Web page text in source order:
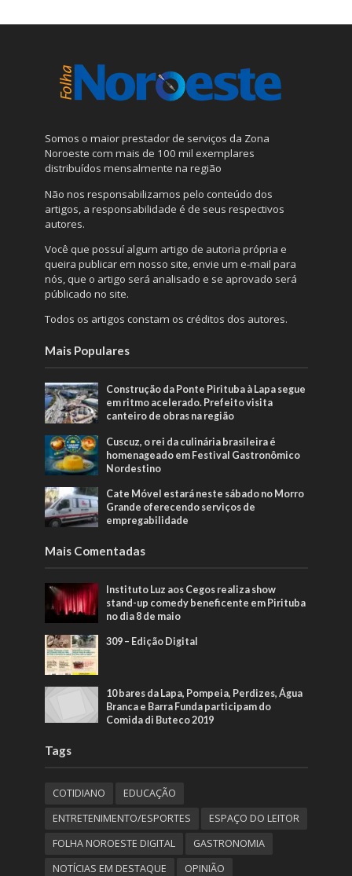
Somos o maior prestador de serviços da Zona
Noroeste com mais de 100 mil exemplares
distribuídos mensalmente na região
Não nos responsabilizamos pelo conteúdo dos
artigos, a responsabilidade é de seus respectivos
autores.
Você que possuí algum artigo de autoria própria e
queira publicar em nosso site, envie um e-mail para
nós, que o artigo será analisado e se aprovado será
públicado no site.
Todos os artigos constam os créditos dos autores.
Mais Populares
Construção da Ponte Pirituba à Lapa segue
em ritmo acelerado. Prefeito visita
canteiro de obras na região
Cuscuz, o rei da culinária brasileira é
homenageado em Festival Gastronômico
Nordestino
Cate Móvel estará neste sábado no Morro
Grande oferecendo serviços de
empregabilidade
Mais Comentadas
Instituto Luz aos Cegos realiza show
stand-up comedy beneficente em Pirituba
no dia 8 de maio
309 – Edição Digital
10 bares da Lapa, Pompeia, Perdizes, Água
Branca e Barra Funda participam do
Comida di Buteco 2019
Tags
COTIDIANO
EDUCAÇÃO
ENTRETENIMENTO/ESPORTES
ESPAÇO DO LEITOR
FOLHA NOROESTE DIGITAL
GASTRONOMIA
NOTÍCIAS EM DESTAQUE
OPINIÃO